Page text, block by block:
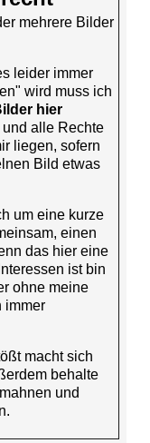
mehrere Bilder
leider immer
wird muss ich
hier
und alle Rechte
liegen, sofern
Bild etwas
um eine kurze
einen
das hier eine
ist bin
ohne meine
immer
macht sich
behalte
und